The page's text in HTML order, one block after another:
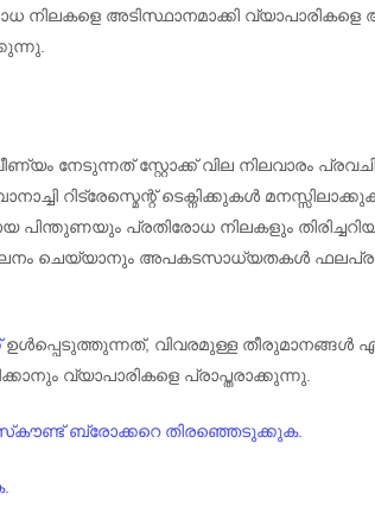
നിലകളെ അടിസ്ഥാനമാക്കി
നേടുന്നത് സ്റ്റോക്ക് വില നിലവാരം
റിട്രേസ്മെന്റ് ടെക്നിക്കുകൾ
പ്രതിരോധ നിലകളും
ചെയ്യാനും അപകടസാധ്യതകൾ
ഉൾപ്പെടുത്തുന്നത്, വിവരമുള്ള തീരുമാനങ്ങൾ
വ്യാപാരികളെ പ്രാപ്തരാക്കുന്നു.
ബ്രോക്കറെ തിരഞ്ഞെടുക്കുക.